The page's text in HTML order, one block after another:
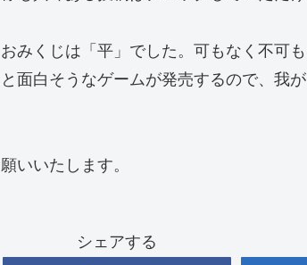
みくじは「平」でした。可もなく不可
面白そうなゲームが発売するので、我
いいたします。
シェアする